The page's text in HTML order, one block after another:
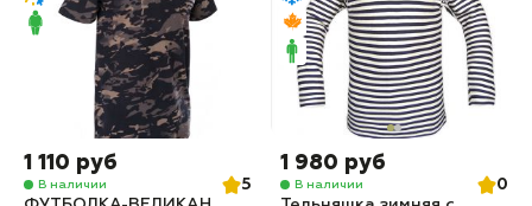
1 110 руб
В наличии
5
1 980 руб
В наличии
0